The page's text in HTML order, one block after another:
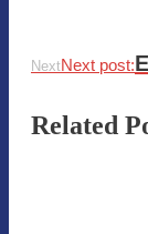
NextNext post:
Related